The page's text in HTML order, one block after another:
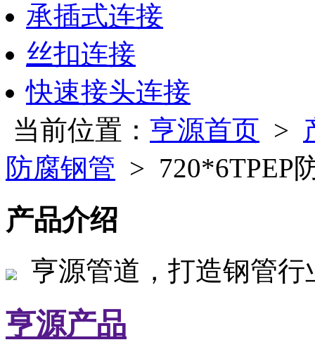
承插式连接
丝扣连接
快速接头连接
当前位置： 亨源首页 >
防腐钢管 > 720*6TPEP
产品介绍
亨源管道，打造钢管
亨源产品